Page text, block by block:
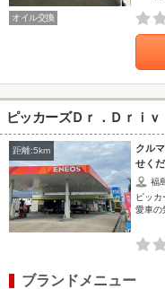
オイル交換
ピッカーズＤｒ．Ｄｒｉ
距離:5km
クル
せくだ
福
ピッカ
愛車の
ブランドメニュー